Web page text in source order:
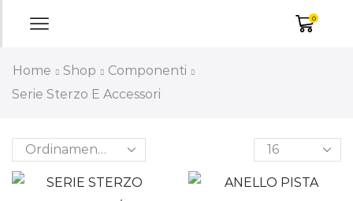
0
Home Shop
Componenti
Serie Sterzo E Accessori